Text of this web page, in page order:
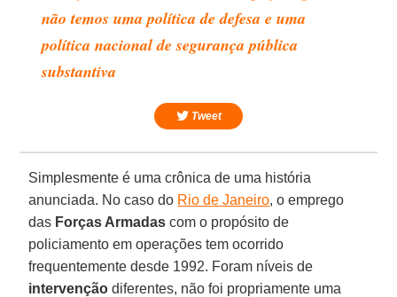
não temos umapolítica de defesa e uma
política nacional de segurança pública
substantiva
Tweet
Simplesmente é uma crônica de uma história
anunciada. No caso do Rio de Janeiro, o emprego
das Forças Armadas com o propósito de
policiamento em operações tem ocorrido
frequentemente desde 1992. Foram níveis de
intervenção diferentes, não foi propriamente uma